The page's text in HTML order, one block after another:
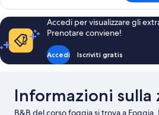
monolocale
Deluxe
Accedi per visualizzare gli
Prenotare conviene!
Accedi Iscriviti gratis
Informazioni sulla
B&B del corso foggia si trova a Foggia.